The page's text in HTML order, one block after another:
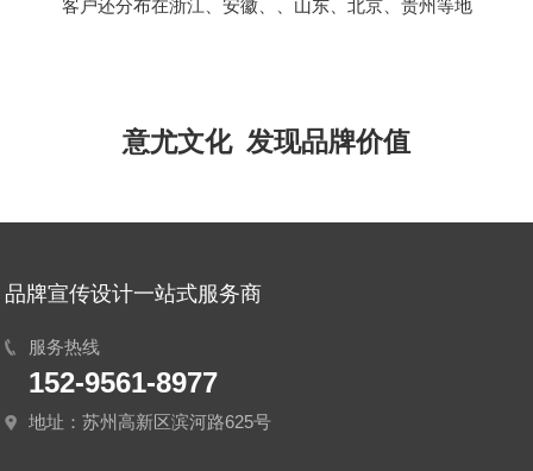
客户还分布在浙江、安徽、、山东、北京、贵州等地
意尤文化 发现品牌价值
品牌宣传设计一站式服务商
服务热线
152-9561-8977
地址：苏州高新区滨河路625号